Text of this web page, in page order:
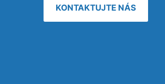
KONTAKTUJTE NÁS